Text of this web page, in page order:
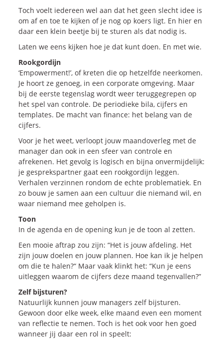
Inspiratie
Cases
Neem Contact op
Contact
Inschrijven SalesCultuur-nieuws
Toch voelt iedereen wel aan dat het geen slecht idee is
om af en toe te kijken of je nog op koers ligt. En hier en
daar een klein beetje bij te sturen als dat nodig is.
Laten we eens kijken hoe je dat kunt doen. En met wie.
Rookgordijn
‘Empowerment!’, of kreten die op hetzelfde neerkomen.
Je hoort ze genoeg, in een corporate omgeving. Maar
bij de eerste tegenslag wordt weer teruggegrepen op
het spel van controle. De periodieke bila, cijfers en
templates. De macht van finance: het belang van de
cijfers.
Voor je het weet, verloopt jouw maandoverleg met de
manager dan ook in een sfeer van controle en
afrekenen. Het gevolg is logisch en bijna onvermijdelijk:
je gesprekspartner gaat een rookgordijn leggen.
Verhalen verzinnen rondom de echte problematiek. En
zo bouw je samen aan een cultuur die niemand wil, en
waar niemand mee geholpen is.
Toon
In de agenda en de opening kun je de toon al zetten.
Een mooie aftrap zou zijn: “Het is jouw afdeling. Het
zijn jouw doelen en jouw plannen. Hoe kan ik je helpen
om die te halen?“ Maar vaak klinkt het: “Kun je eens
uitleggen waarom de cijfers deze maand tegenvallen?”
Zelf bijsturen?
Natuurlijk kunnen jouw managers zelf bijsturen.
Gewoon door elke week, elke maand even een moment
van reflectie te nemen. Toch is het ook voor hen goed
wanneer jij daar een rol in speelt: